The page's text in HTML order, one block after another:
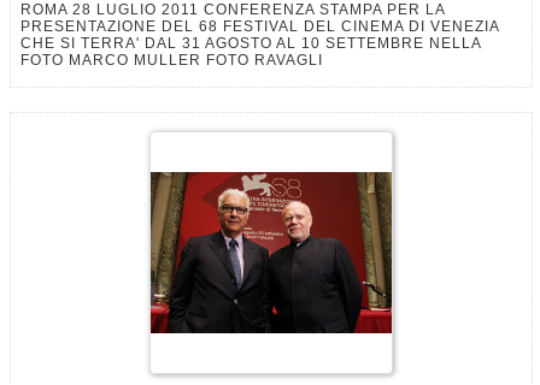
ROMA 28 LUGLIO 2011 CONFERENZA STAMPA PER LA
PRESENTAZIONE DEL 68 FESTIVAL DEL CINEMA DI VENEZIA
CHE SI TERRA' DAL 31 AGOSTO AL 10 SETTEMBRE NELLA
FOTO MARCO MULLER FOTO RAVAGLI